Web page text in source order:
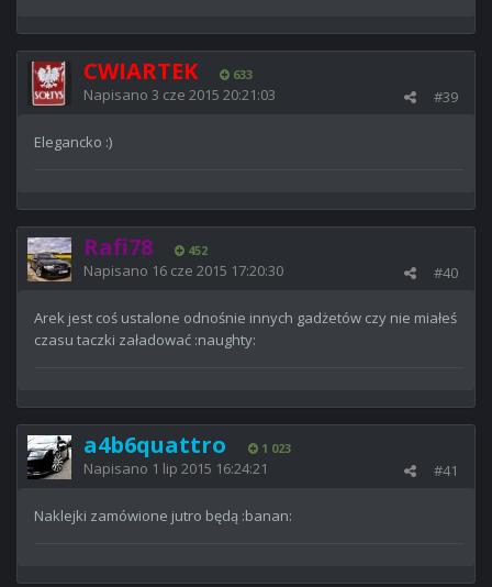
CWIARTEK 633
#39
Napisano 3 cze 2015 20:21:03
Elegancko :)
Rafi78 452
#40
Napisano 16 cze 2015 17:20:30
Arek jest coś ustalone odnośnie innych gadżetów czy nie miałeś
czasu taczki załadować :naughty:
a4b6quattro 1 023
#41
Napisano 1 lip 2015 16:24:21
Naklejki zamówione jutro będą :banan: